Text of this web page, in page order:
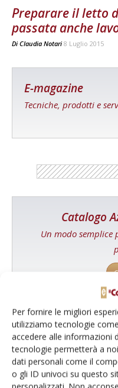
Per fornire le migliori
utilizziamo tecnologie
accedere alle informazioni
tecnologie permetterà a
dati personali come il
o gli ID univoci su questo
Preparare il letto
passata anche
Di Claudia Notari 8 Luglio 2015
E-magazine
Tecniche, prodotti e
Catalogo
Un modo semplice
I consigli di